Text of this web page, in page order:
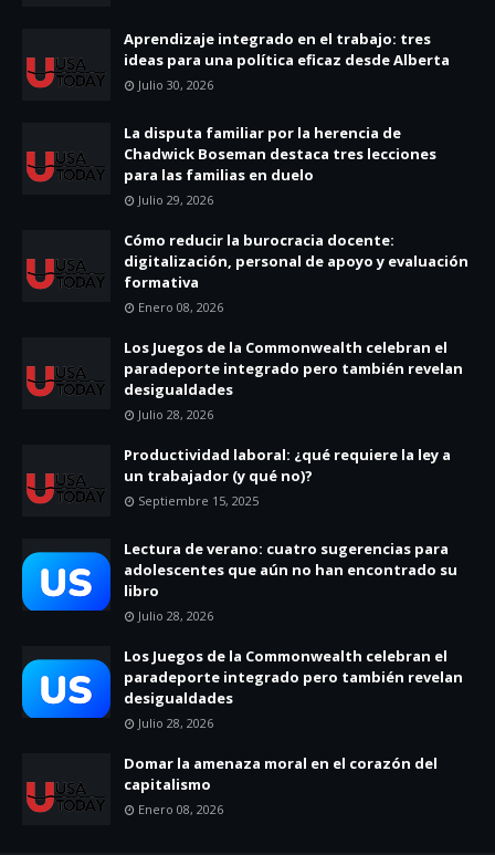
Aprendizaje integrado en el trabajo: tres
ideas para una política eficaz desde Alberta
Julio 30, 2026
La disputa familiar por la herencia de
Chadwick Boseman destaca tres lecciones
para las familias en duelo
Julio 29, 2026
Cómo reducir la burocracia docente:
digitalización, personal de apoyo y evaluación
formativa
Enero 08, 2026
Los Juegos de la Commonwealth celebran el
paradeporte integrado pero también revelan
desigualdades
Julio 28, 2026
Productividad laboral: ¿qué requiere la ley a
un trabajador (y qué no)?
Septiembre 15, 2025
Lectura de verano: cuatro sugerencias para
adolescentes que aún no han encontrado su
libro
Julio 28, 2026
Los Juegos de la Commonwealth celebran el
paradeporte integrado pero también revelan
desigualdades
Julio 28, 2026
Domar la amenaza moral en el corazón del
capitalismo
Enero 08, 2026